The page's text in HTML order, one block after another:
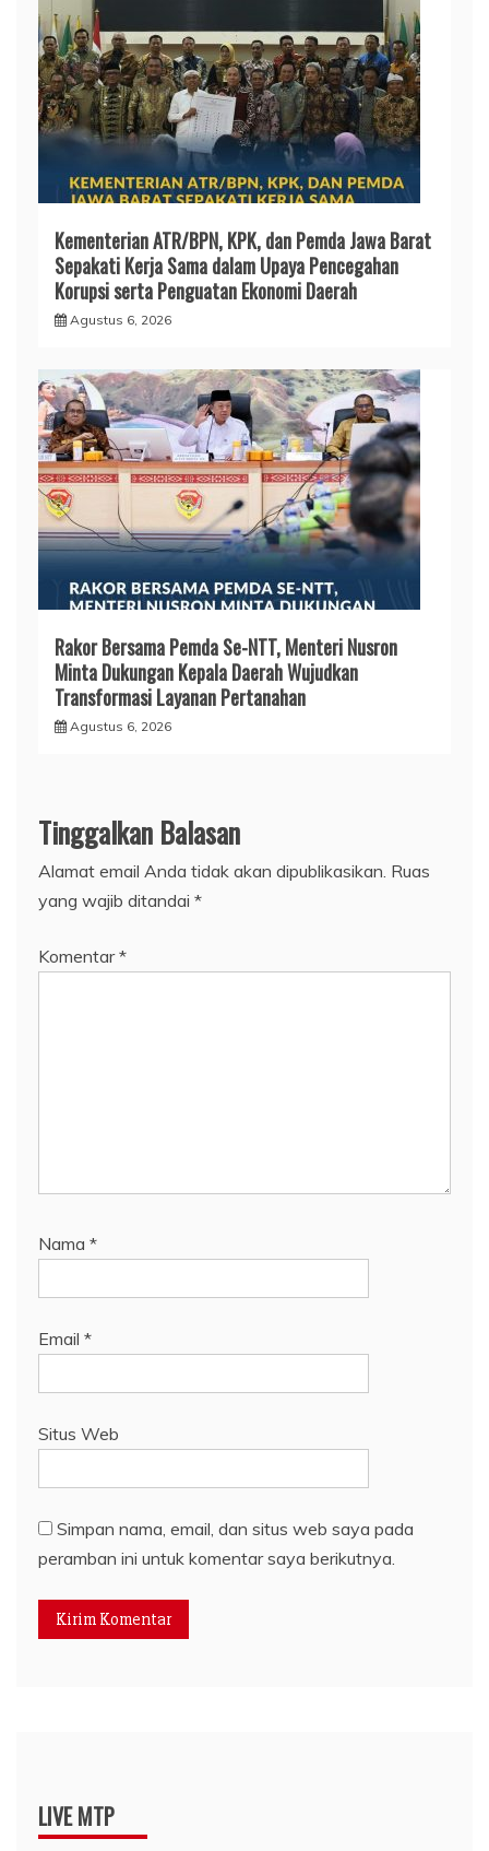
Kementerian ATR/BPN, KPK, dan Pemda Jawa Barat
Sepakati Kerja Sama dalam Upaya Pencegahan
Korupsi serta Penguatan Ekonomi Daerah
Agustus 6, 2026
Rakor Bersama Pemda Se-NTT, Menteri Nusron
Minta Dukungan Kepala Daerah Wujudkan
Transformasi Layanan Pertanahan
Agustus 6, 2026
Tinggalkan Balasan
Alamat email Anda tidak akan dipublikasikan. Ruas
yang wajib ditandai *
Komentar*
Nama *
Email *
Situs Web
Simpan nama, email, dan situs web saya pada
peramban ini untuk komentar saya berikutnya.
LIVE MTP